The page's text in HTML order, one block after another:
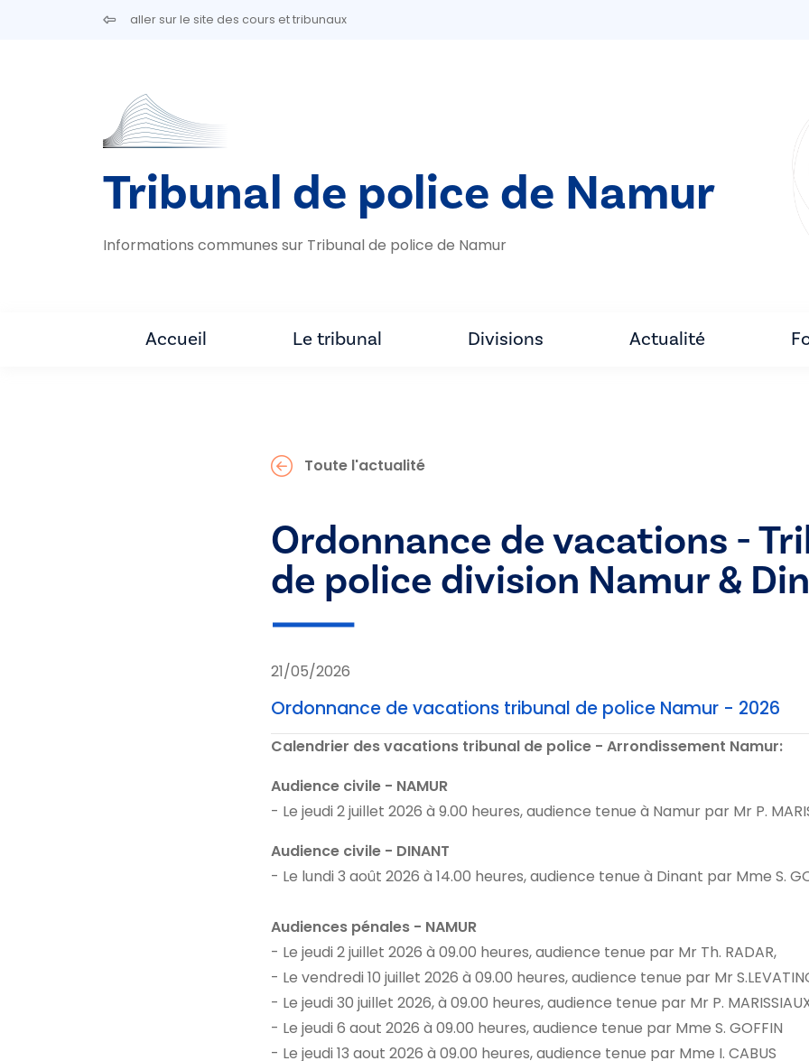
Aller au contenu principalaller sur le site des cours et tribunaux
Tribunal de police de Namur
Informations communes sur Tribunal de police de Namur
Accueil Le tribunal Divisions Actualité
Toute l'actualité
Ordonnance de vacations -
de police division Namur &
21/05/2026
Ordonnance de vacations tribunal de police Namur - 2026
Calendrier des vacations tribunal de police - Arrondissement Namur:
Audience civile - NAMUR
- Le jeudi 2 juillet 2026 à 9.00 heures, audience tenue à Namur par Mr P.
Audience civile - DINANT
- Le lundi 3 août 2026 à 14.00 heures, audience tenue à Dinant par Mme S.
Audiences pénales - NAMUR
- Le jeudi 2 juillet 2026 à 09.00 heures, audience tenue par Mr Th. RADAR,
- Le vendredi 10 juillet 2026 à 09.00 heures, audience tenue par Mr
- Le jeudi 30 juillet 2026, à 09.00 heures, audience tenue par Mr P.
- Le jeudi 6 aout 2026 à 09.00 heures, audience tenue par Mme S. GOFFIN
- Le jeudi 13 aout 2026 à 09.00 heures, audience tenue par Mme I. CABUS